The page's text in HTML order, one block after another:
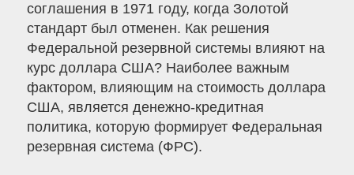
соглашения в 1971 году, когда Золотой
стандарт был отменен. Как решения
Федеральной резервной системы влияют на
курс доллара США? Наиболее важным
фактором, влияющим на стоимость доллара
США, является денежно-кредитная
политика, которую формирует Федеральная
резервная система (ФРС).